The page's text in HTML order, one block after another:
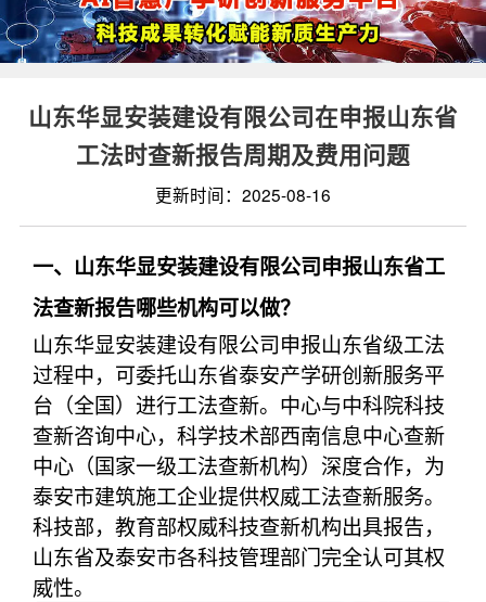
山东华显安装建设有限公司在申报山东省
工法时查新报告周期及费用问题
更新时间：2025-08-16
一、山东华显安装建设有限公司申报山东省工
法查新报告哪些机构可以做？
山东华显安装建设有限公司申报山东省级工法
过程中，可委托山东省泰安产学研创新服务平
台（全国）进行工法查新。中心与中科院科技
查新咨询中心，科学技术部西南信息中心查新
中心（国家一级工法查新机构）深度合作，为
泰安市建筑施工企业提供权威工法查新服务。
科技部，教育部权威科技查新机构出具报告，
山东省及泰安市各科技管理部门完全认可其权
威性。